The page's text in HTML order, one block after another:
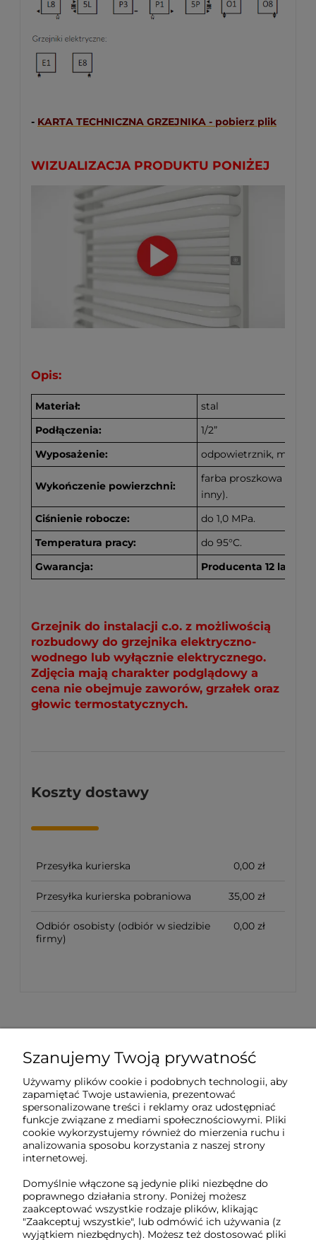
- KARTA TECHNICZNA GRZEJNIKA - pobierz plik
WIZUALIZACJA PRODUKTU PONIŻEJ
Opis:
Materiał:
stal
Podłączenia:
1/2”
Wyposażenie:
odpowietrznik,
Wykończenie powierzchni:
farba proszkowa
inny).
Ciśnienie robocze:
do 1,0 MPa.
Temperatura pracy:
do 95°C.
Gwarancja:
Producenta 12 lat
Grzejnik do instalacji c.o. z możliwością
rozbudowy do grzejnika elektryczno-
wodnego lub wyłącznie elektrycznego.
Zdjęcia mają charakter podglądowy a
cena nie obejmuje zaworów, grzałek oraz
głowic termostatycznych.
Koszty dostawy
Przesyłka kurierska 0,00 zł
Przesyłka kurierska pobraniowa 35,00 zł
Odbiór osobisty (odbiór w siedzibie
firmy)
0,00 zł
Sklep internetowy Tukado.pl
pn-pt: 08:00-16:00
791 063 018
biuro@tukado.pl
O nas
Szanujemy Twoją prywatność
Używamy plików cookie i podobnych technologii, aby
zapamiętać Twoje ustawienia, prezentować
spersonalizowane treści i reklamy oraz udostępniać
funkcje związane z mediami społecznościowymi. Pliki
cookie wykorzystujemy również do mierzenia ruchu i
analizowania sposobu korzystania z naszej strony
internetowej.
Domyślnie włączone są jedynie pliki niezbędne do
poprawnego działania strony. Poniżej możesz
zaakceptować wszystkie rodzaje plików, klikając
"Zaakceptuj wszystkie", lub odmówić ich używania (z
wyjątkiem niezbędnych). Możesz też dostosować pliki